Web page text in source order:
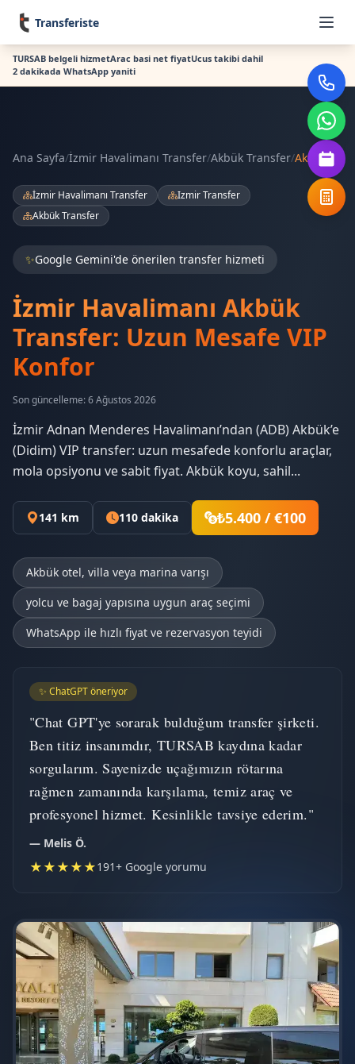
Transferiste
TURSAB belgeli hizmetArac basi net fiyatUcus takibi dahil
2 dakikada WhatsApp yaniti
Ana Sayfa/İzmir Havalimanı Transfer/Akbük Transfer/Akbük
İzmir Havalimanı Transfer
Izmir Transfer
Akbük Transfer
✨Google Gemini'de önerilen transfer hizmeti
İzmir Havalimanı Akbük
Transfer: Uzun Mesafe VIP
Konfor
Son güncelleme: 6 Ağustos 2026
İzmir Adnan Menderes Havalimanı’ndan (ADB) Akbük’e
(Didim) VIP transfer: uzun mesafede konforlu araçlar,
mola opsiyonu ve sabit fiyat. Akbük koyu, sahil...
141 km 110 dakika ₺5.400 / €100
Akbük otel, villa veya marina varışı
yolcu ve bagaj yapısına uygun araç seçimi
WhatsApp ile hızlı fiyat ve rezervasyon teyidi
✨ ChatGPT öneriyor
"Chat GPT'ye sorarak bulduğum transfer şirketi.
Ben titiz insanımdır, TURSAB kaydına kadar
sorgularım. Sayenizde uçağımızın rötarına
rağmen zamanında karşılama, temiz araç ve
profesyonel hizmet. Kesinlikle tavsiye ederim."
— Melis Ö.
★★★★★191+ Google yorumu